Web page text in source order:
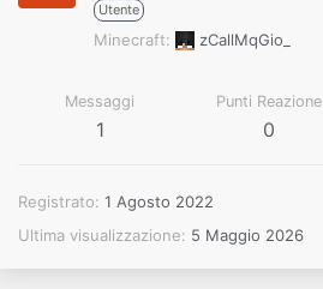
Utente
Minecraft zCallMqGio_
Messaggi
1
Punti Reazione
0
Registrato 1 Agosto 2022
Ultima visualizzazione
5 Maggio 2026